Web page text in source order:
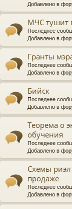
Добавлено в
МЧС тушит
Последнее
Добавлено в
Гранты
Последнее
Добавлено в
Бийск
Последнее
Добавлено в
Теорема о
обучения
Последнее
Добавлено в
Схемы
продаже
Последнее
Добавлено в